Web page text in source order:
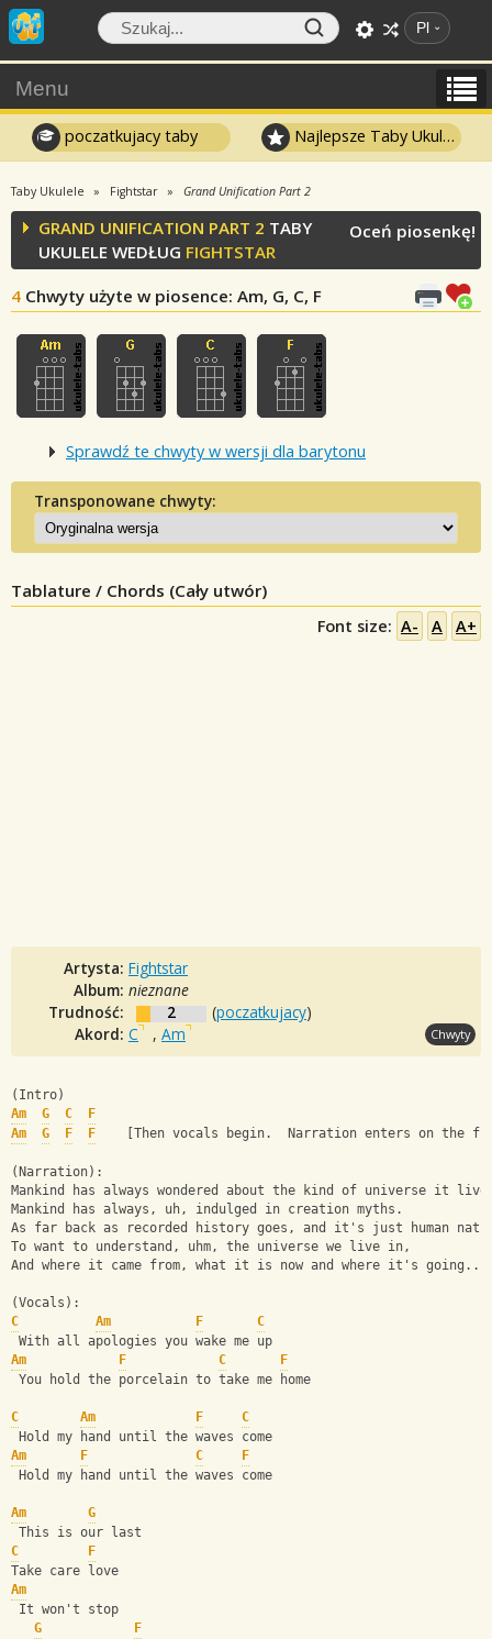
Pl
Menu
poczatkujacy taby Najlepsze Taby Ukulele
Taby Ukulele Fightstar Grand Unification Part 2
GRAND UNIFICATION PART 2 TABY
UKULELE WEDŁUG FIGHTSTAR
4 Chwyty użyte w piosence: Am, G, C, F
Oceń piosenkę!
Sprawdź te chwyty w wersji dla barytonu
Transponowane chwyty:
Tablature / Chords (Cały utwór)
Font size: A- A A+
Artysta: Fightstar
Album: nieznane
Trudność:
2 (poczatkujacy)
Akord: C , Am Chwyty
(Intro)
Am
G C
F
Am
G F F
[Then vocals begin.  Narration enters on the
(Narration):
Mankind has always wondered about the kind of universe it
Mankind has always, uh, indulged in creation myths.
As far back as recorded history goes, and it's just human
To want to understand, uhm, the universe we live in,
And where it came from, what it is now and where it's going...
(Vocals):
C
Am F
C
With all apologies you wake me up
Am
F C
F
You hold the porcelain to take me home
C Am F
C
Hold my hand until the waves come
Am
F C
F
Hold my hand until the waves come
Am
G
This is our last
C
F
Take care love
Am
It won't stop
G
F